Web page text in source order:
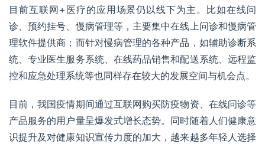
目前互联网+医疗的应用场景仍以线下为主。比如在线问
诊、预约挂号、慢病管理等，主要集中在线上问诊和慢病管
理软件提供商；而针对慢病管理的各种产品，如辅助诊断系
统、专业医生服务系统、在线药品销售和配送系统、远程监
控和应急处理系统等也同样存在较大的发展空间与机会点。
目前，我国疫情期间通过互联网购买防疫物资、在线问诊等
产品服务的用户量呈爆发式增长态势。同时随着人们健康意
识提升及对健康知识宣传力度的加大，越来越多年轻人选择